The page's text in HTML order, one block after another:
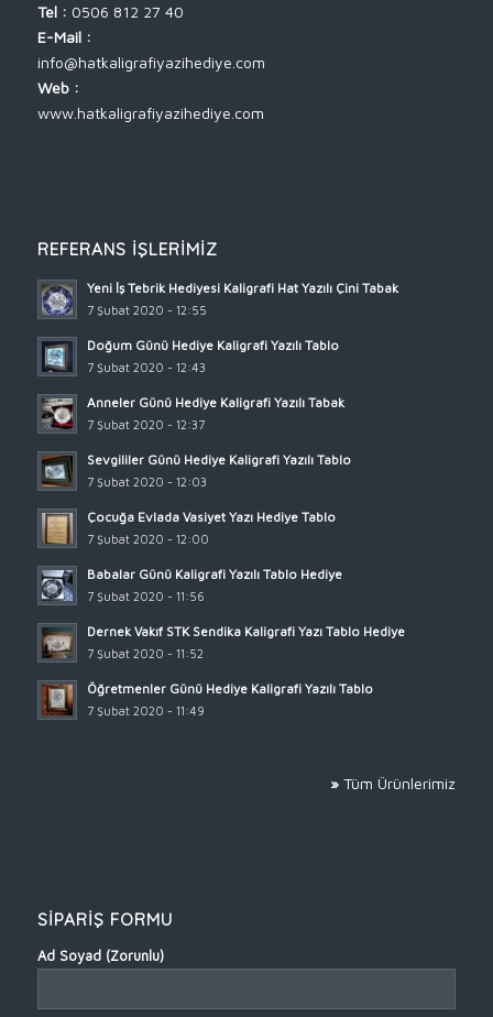
Tel : 0506 812 27 40
E-Mail :
info@hatkaligrafiyazihediye.com
Web :
www.hatkaligrafiyazihediye.com
REFERANS İŞLERIMIZ
Yeni İş Tebrik Hediyesi Kaligrafi Hat Yazılı Çini Tabak
7 Şubat 2020 - 12:55
Doğum Günü Hediye Kaligrafi Yazılı Tablo
7 Şubat 2020 - 12:43
Anneler Günü Hediye Kaligrafi Yazılı Tabak
7 Şubat 2020 - 12:37
Sevgililer Günü Hediye Kaligrafi Yazılı Tablo
7 Şubat 2020 - 12:03
Çocuğa Evlada Vasiyet Yazı Hediye Tablo
7 Şubat 2020 - 12:00
Babalar Günü Kaligrafi Yazılı Tablo Hediye
7 Şubat 2020 - 11:56
Dernek Vakıf STK Sendika Kaligrafi Yazı Tablo Hediye
7 Şubat 2020 - 11:52
Öğretmenler Günü Hediye Kaligrafi Yazılı Tablo
7 Şubat 2020 - 11:49
» Tüm Ürünlerimiz
SİPARİŞ FORMU
Ad Soyad (Zorunlu)